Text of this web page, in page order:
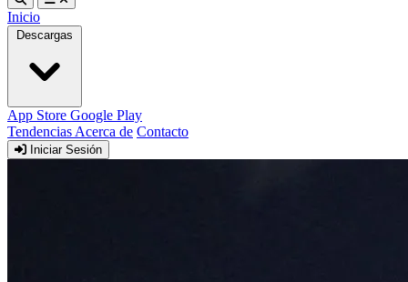
Inicio
Descargas
App Store Google Play
Tendencias Acerca de Contacto
Iniciar Sesión